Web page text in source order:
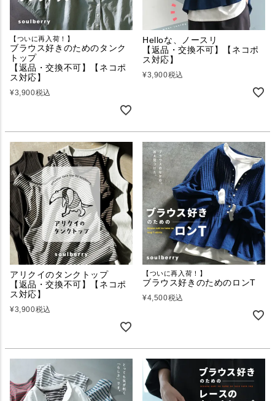
【ついに再入荷！】
ブラウス好きのためのタンク
トップ
【返品・交換不可】【ネコポ
ス対応】
¥3,900税込
Helloな、ノースリ
【返品・交換不可】【ネコポ
ス対応】
¥3,900税込
アリクイのタンクトップ
【返品・交換不可】【ネコポ
ス対応】
¥3,900税込
【ついに再入荷！】
ブラウス好きのためのロンT
¥4,500税込